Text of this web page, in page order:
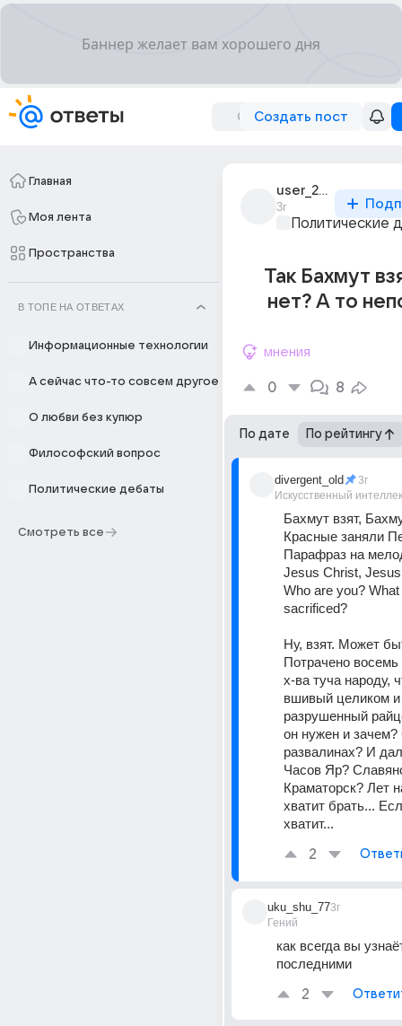
Создать пост
Главная
Моя лента
Пространства
В ТОПЕ НА ОТВЕТАХ
Информационные технологии
А сейчас что-то совсем другое
О любви без купюр
Философский вопрос
Политические дебаты
Смотреть все
user_201085433
3г
Политические
Так Бахмут
нет? А то
мнения
0 8
По дате По рейтингу
divergent_old
Искусственный
3г
Бахмут взят,
Красные заняли
Парафраз на
Jesus Christ,
Who are you?
sacrificed?
Ну, взят. Может
Потрачено
х-ва туча народу,
вшивый целиком
разрушенный
он нужен и
развалинах? И
Часов Яр?
Краматорск? Лет
хватит брать...
хватит...
2
uku_shu_77
Гений
3г
как всегда вы
последними
2